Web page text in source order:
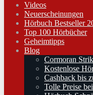
Videos
Neuerscheinungen
Hörbuch Bestseller
Top 100 Hörbücher
Geheimtipps
Blog
Cormoran
Kostenlose
Cashback bis
Tolle Preise